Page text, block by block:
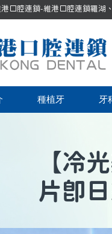
港口腔連鎖-維港口腔連鎖羅
種植牙 牙
【冷
片即